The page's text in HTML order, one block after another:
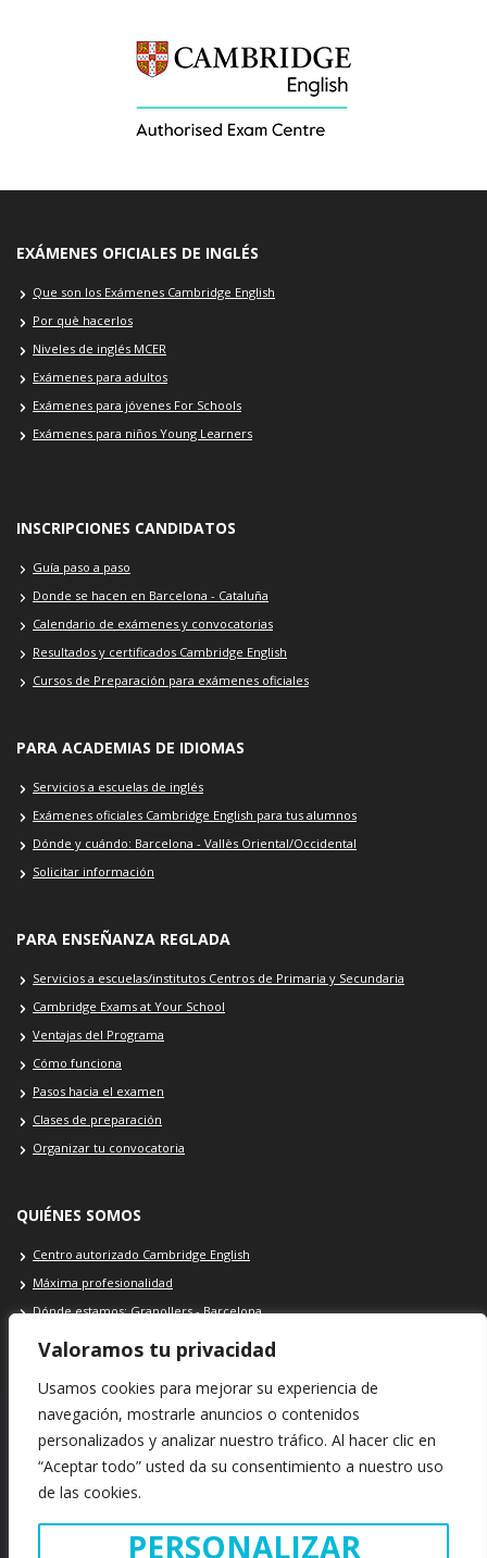
Valoramos tu privacidad
Usamos cookies para mejorar su experiencia de
navegación, mostrarle anuncios o contenidos
personalizados y analizar nuestro tráfico. Al hacer clic en
“Aceptar todo” usted da su consentimiento a nuestro uso
de las cookies.
PERSONALIZAR
EXÁMENES OFICIALES DE INGLÉS
Que son los Exámenes Cambridge English
Por què hacerlos
Niveles de inglés MCER
Exámenes para adultos
Exámenes para jóvenes For Schools
Exámenes para niños Young Learners
INSCRIPCIONES CANDIDATOS
Guía paso a paso
Donde se hacen en Barcelona - Cataluña
Calendario de exámenes y convocatorias
Resultados y certificados Cambridge English
Cursos de Preparación para exámenes oficiales
PARA ACADEMIAS DE IDIOMAS
Servicios a escuelas de inglés
Exámenes oficiales Cambridge English para tus alumnos
Dónde y cuándo: Barcelona - Vallès Oriental/Occidental
Solicitar información
PARA ENSEÑANZA REGLADA
Servicios a escuelas/institutos Centros de Primaria y Secundaria
Cambridge Exams at Your School
Ventajas del Programa
Cómo funciona
Pasos hacia el examen
Clases de preparación
Organizar tu convocatoria
QUIÉNES SOMOS
Centro autorizado Cambridge English
Máxima profesionalidad
Dónde estamos: Granollers - Barcelona
Contacto Cambridge School
SEDE Cambridge School: Plaça Porxada, 39 · 08401 · Granollers ·
Barcelona · España
INFORMACIÓN LEGAL
POLÍTICA DE PRIVACIDAD